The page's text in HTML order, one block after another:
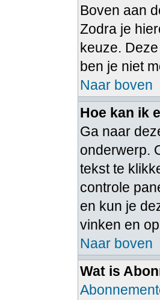
Boven aan
Zodra je
keuze.
ben je niet
Naar boven
Hoe kan ik
Ga naar
onderwerp.
tekst te
controle
en kun je
vinken en
Naar boven
Wat is